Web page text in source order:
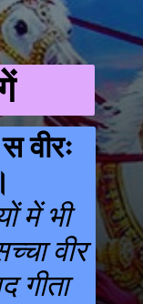
वीरः
में भी
वीर
गीता